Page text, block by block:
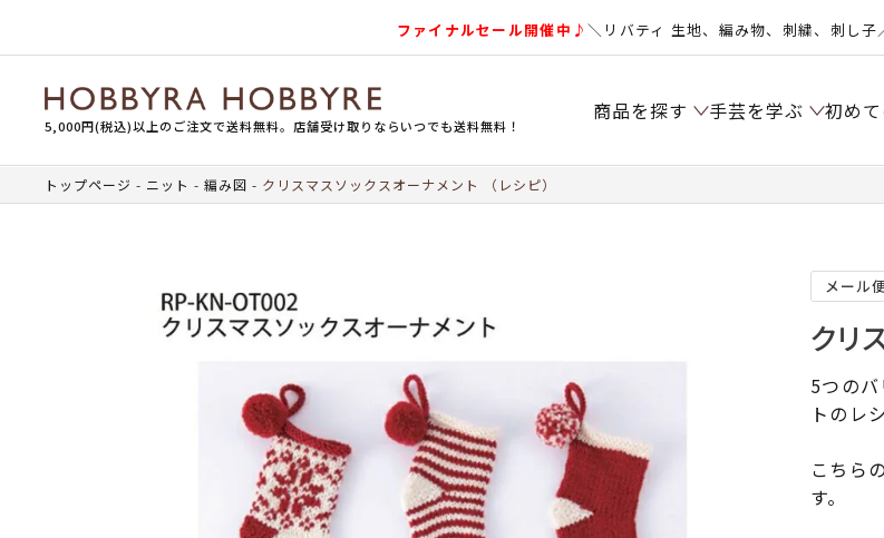
ファイナルセール開催中♪＼リバティ 生地、編み物、刺繍、刺し子
5,000円(税込)以上のご注文で送料無料。店舗受け取りならいつでも送料無料！
商品を探す 手芸を学ぶ 初め
トップページ ニット 編み図 クリスマスソックスオーナメント （レシピ）
メール
クリ
5つの
トのレ
こちら
す。